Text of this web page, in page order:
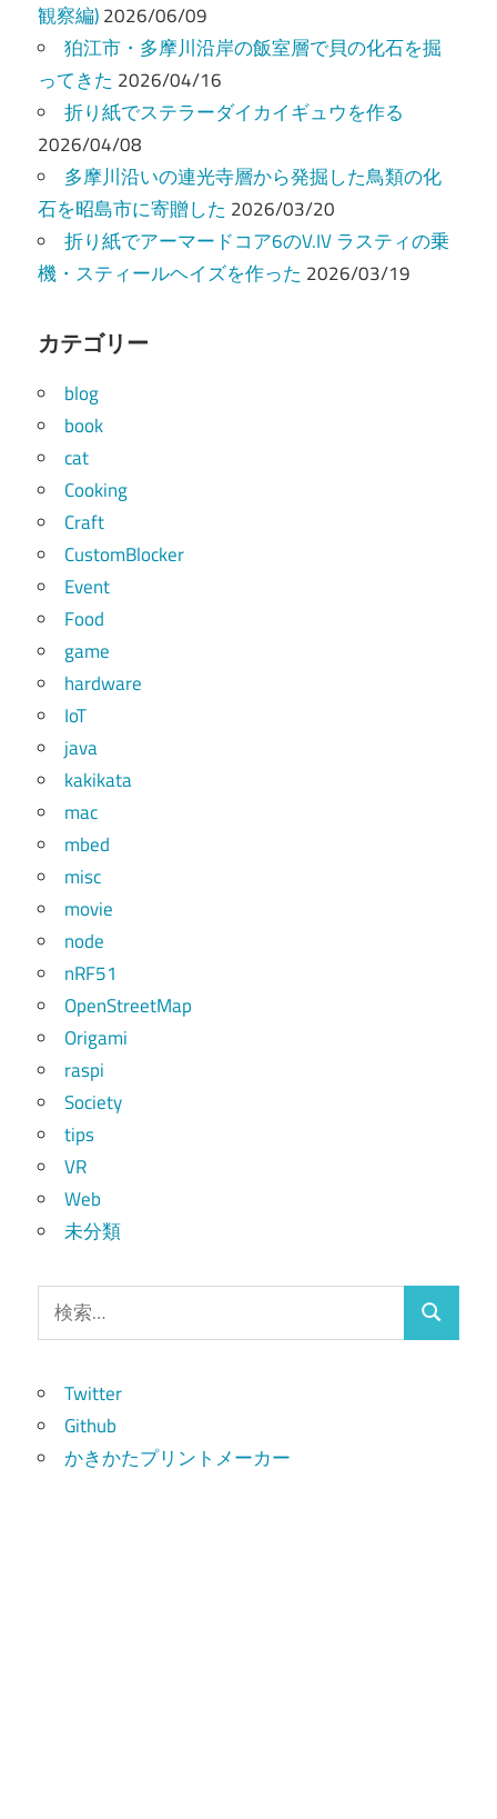
観察編)2026/06/09
狛江市・多摩川沿岸の飯室層で貝の化石を掘
ってきた 2026/04/16
折り紙でステラーダイカイギュウを作る
2026/04/08
多摩川沿いの連光寺層から発掘した鳥類の化
石を昭島市に寄贈した 2026/03/20
折り紙でアーマードコア6のV.IV ラスティの乗
機・スティールヘイズを作った 2026/03/19
カテゴリー
blog
book
cat
Cooking
Craft
CustomBlocker
Event
Food
game
hardware
IoT
java
kakikata
mac
mbed
misc
movie
node
nRF51
OpenStreetMap
Origami
raspi
Society
tips
VR
Web
未分類
索:
検
Twitter
Github
かきかたプリントメーカー